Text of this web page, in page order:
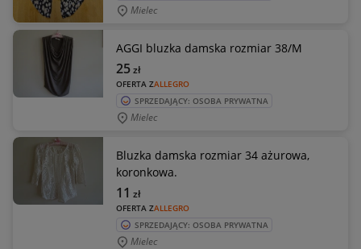
Mielec
AGGI bluzka damska rozmiar 38/M
OFERTA ZALLEGRO
25zł
SPRZEDAJĄCY: OSOBA PRYWATNA
Mielec
Bluzka damska rozmiar 34 ażurowa,
koronkowa.
OFERTA ZALLEGRO
11 zł
SPRZEDAJĄCY: OSOBA PRYWATNA
Mielec